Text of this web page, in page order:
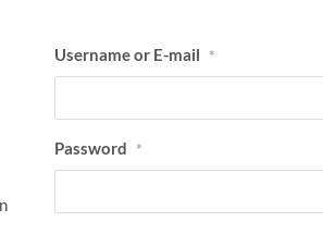
Username or E-mail *
Password *